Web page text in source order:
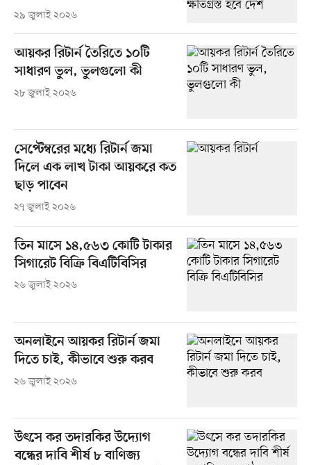
২৯ জুলাই ২০২৬
আয়কর রিটার্ন তৈরিতে ১০টি
সাধারণ ভুল, ভুলগুলো কী
২৮ জুলাই ২০২৬
সেপ্টেম্বরের মধ্যে রিটার্ন জমা
দিলে এক লাখ টাকা আয়করে কত
ছাড় পাবেন
২৭ জুলাই ২০২৬
তিন মাসে ১৪,৫৬৩ কোটি টাকার
সিগারেট বিক্রি বিএটিবিসির
২৬ জুলাই ২০২৬
অনলাইনে আয়কর রিটার্ন জমা
দিতে চাই, কীভাবে শুরু করব
২৬ জুলাই ২০২৬
উৎসে কর তদারকির উদ্যোগ
বন্ধের দাবি শীর্ষ ৮ বাণিজ্য